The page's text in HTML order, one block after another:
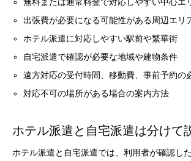
無料または通常料金で対応しやすい中心エ
出張費が必要になる可能性がある周辺エリ
ホテル派遣に対応しやすい駅前や繁華街
自宅派遣で確認が必要な地域や建物条件
遠方対応の受付時間、移動費、事前予約の
対応不可の場所がある場合の案内方法
ホテル派遣と自宅派遣は分けて
ホテル派遣と自宅派遣では、利用者が確認し